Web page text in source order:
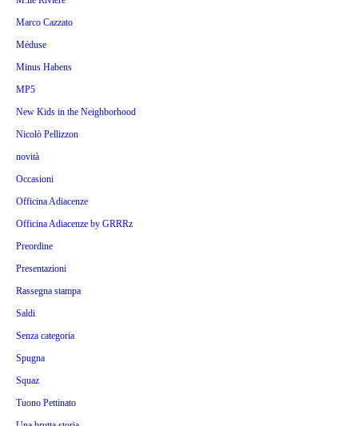
Marco Cazzato
Méduse
Minus Habens
MP5
New Kids in the Neighborhood
Nicolò Pellizzon
novità
Occasioni
Officina Adiacenze
Officina Adiacenze by GRRRz
Preordine
Presentazioni
Rassegna stampa
Saldi
Senza categoria
Spugna
Squaz
Tuono Pettinato